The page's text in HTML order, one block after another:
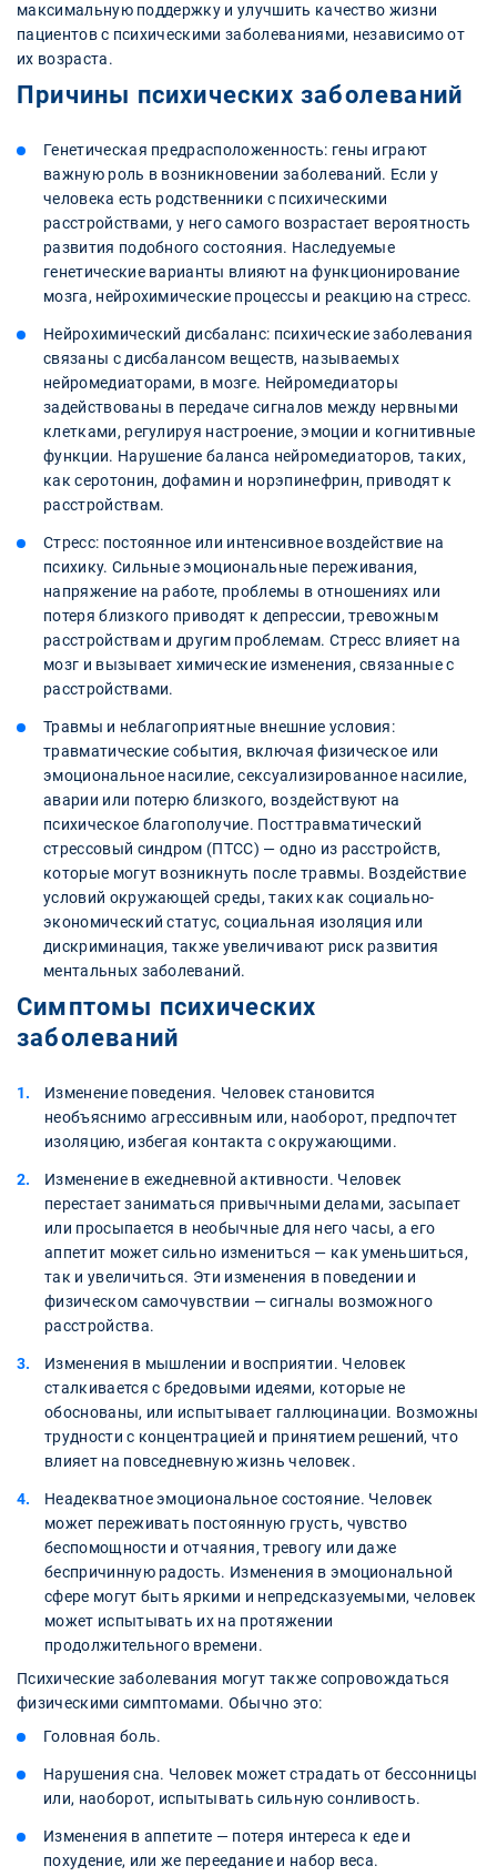
максимальную поддержку и улучшить качество жизни
пациентов с психическими заболеваниями, независимо от
их возраста.
Причины психических заболеваний
Генетическая предрасположенность: гены играют
важную роль в возникновении заболеваний. Если у
человека есть родственники с психическими
расстройствами, у него самого возрастает вероятность
развития подобного состояния. Наследуемые
генетические варианты влияют на функционирование
мозга, нейрохимические процессы и реакцию на стресс.
Нейрохимический дисбаланс: психические заболевания
связаны с дисбалансом веществ, называемых
нейромедиаторами, в мозге. Нейромедиаторы
задействованы в передаче сигналов между нервными
клетками, регулируя настроение, эмоции и когнитивные
функции. Нарушение баланса нейромедиаторов, таких,
как серотонин, дофамин и норэпинефрин, приводят к
расстройствам.
Стресс: постоянное или интенсивное воздействие на
психику. Сильные эмоциональные переживания,
напряжение на работе, проблемы в отношениях или
потеря близкого приводят к депрессии, тревожным
расстройствам и другим проблемам. Стресс влияет на
мозг и вызывает химические изменения, связанные с
расстройствами.
Травмы и неблагоприятные внешние условия:
травматические события, включая физическое или
эмоциональное насилие, сексуализированное насилие,
аварии или потерю близкого, воздействуют на
психическое благополучие. Посттравматический
стрессовый синдром (ПТСС) — одно из расстройств,
которые могут возникнуть после травмы. Воздействие
условий окружающей среды, таких как социально-
экономический статус, социальная изоляция или
дискриминация, также увеличивают риск развития
ментальных заболеваний.
Симптомы психических
заболеваний
Изменение поведения. Человек становится
необъяснимо агрессивным или, наоборот, предпочтет
изоляцию, избегая контакта с окружающими.
Изменение в ежедневной активности. Человек
перестает заниматься привычными делами, засыпает
или просыпается в необычные для него часы, а его
аппетит может сильно измениться — как уменьшиться,
так и увеличиться. Эти изменения в поведении и
физическом самочувствии — сигналы возможного
расстройства.
Изменения в мышлении и восприятии. Человек
сталкивается с бредовыми идеями, которые не
обоснованы, или испытывает галлюцинации. Возможны
трудности с концентрацией и принятием решений, что
влияет на повседневную жизнь человек.
Неадекватное эмоциональное состояние. Человек
может переживать постоянную грусть, чувство
беспомощности и отчаяния, тревогу или даже
беспричинную радость. Изменения в эмоциональной
сфере могут быть яркими и непредсказуемыми, человек
может испытывать их на протяжении
продолжительного времени.
Психические заболевания могут также сопровождаться
физическими симптомами. Обычно это:
Головная боль.
Нарушения сна. Человек может страдать от бессонницы
или, наоборот, испытывать сильную сонливость.
Изменения в аппетите — потеря интереса к еде и
похудение, или же переедание и набор веса.